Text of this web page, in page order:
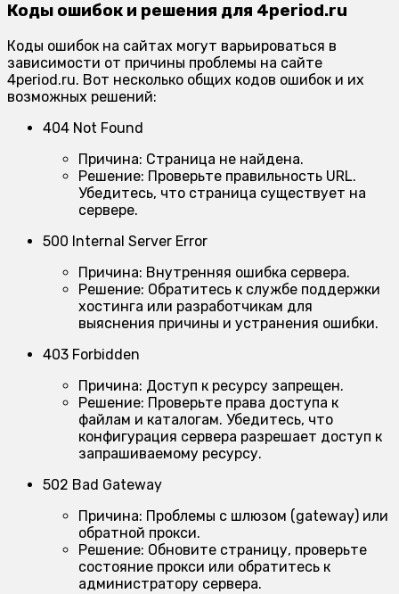
Коды ошибок и решения для 4period.ru
Коды ошибок на сайтах могут варьироваться в
зависимости от причины проблемы на сайте
4period.ru. Вот несколько общих кодов ошибок и их
возможных решений:
404 Not Found
Причина: Страница не найдена.
Решение: Проверьте правильность URL.
Убедитесь, что страница существует на
сервере.
500 Internal Server Error
Причина: Внутренняя ошибка сервера.
Решение: Обратитесь к службе поддержки
хостинга или разработчикам для
выяснения причины и устранения ошибки.
403 Forbidden
Причина: Доступ к ресурсу запрещен.
Решение: Проверьте права доступа к
файлам и каталогам. Убедитесь, что
конфигурация сервера разрешает доступ к
запрашиваемому ресурсу.
502 Bad Gateway
Причина: Проблемы с шлюзом (gateway) или
обратной прокси.
Решение: Обновите страницу, проверьте
состояние прокси или обратитесь к
администратору сервера.